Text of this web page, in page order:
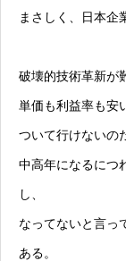
まさしく、日本企
破壊的技術革新が
単価も利益率も安
ついて行けないの
中高年になるにつ
し、
なってないと言っ
ある。